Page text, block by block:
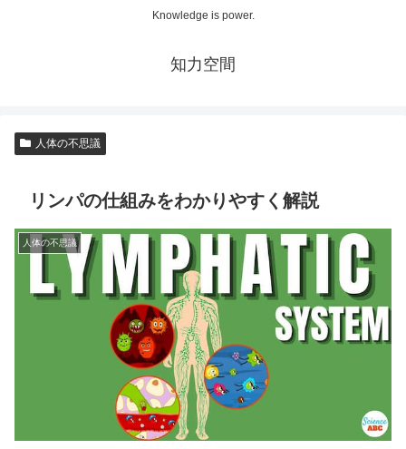
Knowledge is power.
知力空間
人体の不思議
リンパの仕組みをわかりやすく解説
人体の不思議